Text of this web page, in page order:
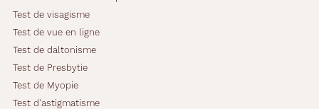
Test de visagisme
Test de vue en ligne
Test de daltonisme
Test de Presbytie
Test de Myopie
Test d'astigmatisme